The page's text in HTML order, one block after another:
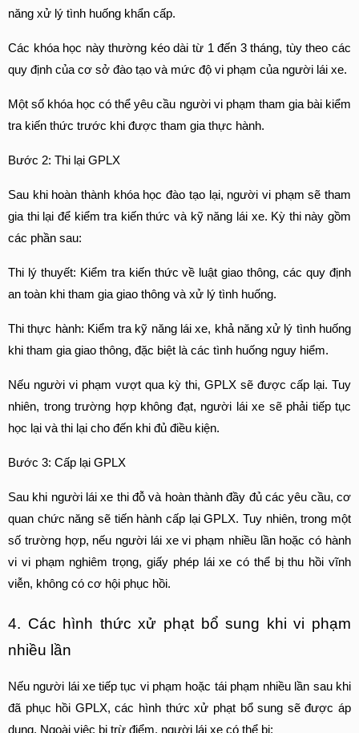
năng xử lý tình huống khẩn cấp.
Các khóa học này thường kéo dài từ 1 đến 3 tháng, tùy theo các
quy định của cơ sở đào tạo và mức độ vi phạm của người lái xe.
Một số khóa học có thể yêu cầu người vi phạm tham gia bài kiểm
tra kiến thức trước khi được tham gia thực hành.
Bước 2: Thi lại GPLX
Sau khi hoàn thành khóa học đào tạo lại, người vi phạm sẽ tham
gia thi lại để kiểm tra kiến thức và kỹ năng lái xe. Kỳ thi này gồm
các phần sau:
Thi lý thuyết: Kiểm tra kiến thức về luật giao thông, các quy định
an toàn khi tham gia giao thông và xử lý tình huống.
Thi thực hành: Kiểm tra kỹ năng lái xe, khả năng xử lý tình huống
khi tham gia giao thông, đặc biệt là các tình huống nguy hiểm.
Nếu người vi phạm vượt qua kỳ thi, GPLX sẽ được cấp lại. Tuy
nhiên, trong trường hợp không đạt, người lái xe sẽ phải tiếp tục
học lại và thi lại cho đến khi đủ điều kiện.
Bước 3: Cấp lại GPLX
Sau khi người lái xe thi đỗ và hoàn thành đầy đủ các yêu cầu, cơ
quan chức năng sẽ tiến hành cấp lại GPLX. Tuy nhiên, trong một
số trường hợp, nếu người lái xe vi phạm nhiều lần hoặc có hành
vi vi phạm nghiêm trọng, giấy phép lái xe có thể bị thu hồi vĩnh
viễn, không có cơ hội phục hồi.
4. Các hình thức xử phạt bổ sung khi vi phạm
nhiều lần
Nếu người lái xe tiếp tục vi phạm hoặc tái phạm nhiều lần sau khi
đã phục hồi GPLX, các hình thức xử phạt bổ sung sẽ được áp
dụng. Ngoài việc bị trừ điểm, người lái xe có thể bị: